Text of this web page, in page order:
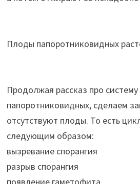
Плоды папоротниковидных
Продолжая рассказ про
папоротниковидных, сделаем
отсутствуют плоды. То есть
следующим образом:
вызревание спорангия
разрыв спорангия
появление гаметофита